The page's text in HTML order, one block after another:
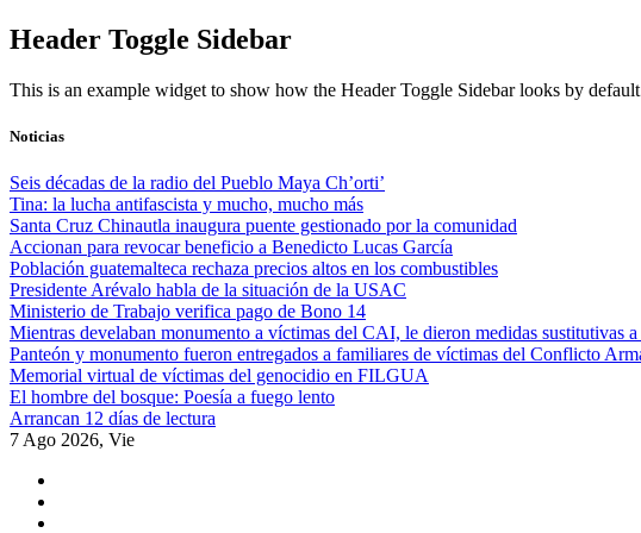
Skip
to
Header Toggle Sidebar
This is an example widget to show how the Header Toggle Sidebar looks by
Noticias
Seis décadas de la radio del Pueblo Maya Ch’orti’
Tina: la lucha antifascista y mucho, mucho más
Santa Cruz Chinautla inaugura puente gestionado por la comunidad
Accionan para revocar beneficio a Benedicto Lucas García
Población guatemalteca rechaza precios altos en los combustibles
Presidente Arévalo habla de la situación de la USAC
Ministerio de Trabajo verifica pago de Bono 14
Mientras develaban monumento a víctimas del CAI, le dieron medidas sustitutivas
Panteón y monumento fueron entregados a familiares de víctimas del Conflicto
Memorial virtual de víctimas del genocidio en FILGUA
El hombre del bosque: Poesía a fuego lento
Arrancan 12 días de lectura
7 Ago 2026, Vie